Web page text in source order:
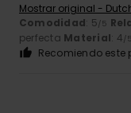
Mostrar original -
Comodidad: 5/5
perfecta Material: 4/5
Recomiendo este